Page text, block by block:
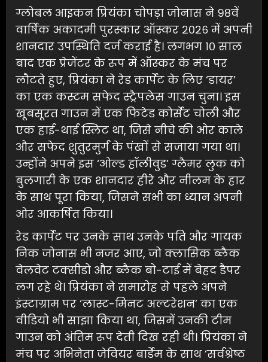
ग्लोबल आइकन प्रियंका चोपड़ा जोनास ने ९८वें
वार्षिक अकादमी पुरस्कार ऑस्कर २०२६ में अपनी
शानदार उपस्थिति दर्ज कराई है। लगभग १० साल
बाद एक प्रेजेंटर के रूप में ऑस्कर के मंच पर
लौटते हुए, प्रियंका ने रेड कार्पेट के लिए ‘डायर’
का एक कस्टम सफेद स्ट्रैपलेस गाउन चुना। इस
खूबसूरत गाउन में एक फिटेड कोर्सेट चोली और
एक हाई-थाई स्लिट था, जिसे नीचे की ओर काले
और सफेद शुतुरमुर्ग के पंखों से सजाया गया था।
उन्होंने अपने इस ‘ओल्ड हॉलीवुड’ ग्लैमर लुक को
बुलगारी के एक शानदार हीरे और नीलम के हार
के साथ पूरा किया, जिसने सभी का ध्यान अपनी
ओर आकर्षित किया।
रेड कार्पेट पर उनके साथ उनके पति और गायक
निक जोनास भी नजर आए, जो क्लासिक ब्लैक
वेलवेट टक्सीडो और ब्लैक बो-टाई में बेहद डैपर
लग रहे थे। प्रियंका ने समारोह से पहले अपने
इंस्टाग्राम पर ‘लास्ट-मिनट अल्टरेशन’ का एक
वीडियो भी साझा किया था, जिसमें उनकी टीम
गाउन को अंतिम रूप देती दिख रही थी। प्रियंका ने
मंच पर अभिनेता जेवियर बार्डेम के साथ ‘सर्वश्रेष्ठ